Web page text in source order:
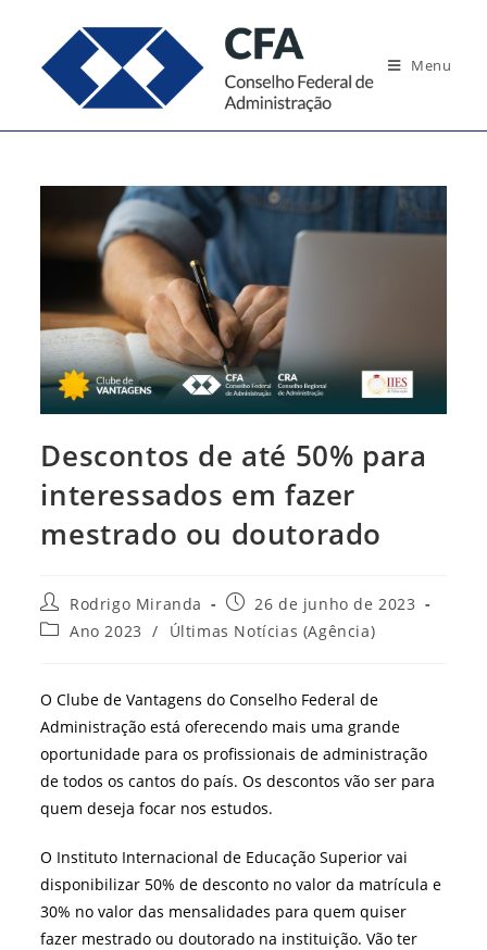
conteúdo
Menu
Descontos de até 50% para
interessados em fazer
mestrado ou doutorado
Autor
do
post:
Rodrigo Miranda
Post
publicado:
26 de junho de 2023
Categoria
Ano 2023 / Últimas Notícias (Agência)
O Clube de Vantagens do Conselho Federal de
Administração está oferecendo mais uma grande
oportunidade para os profissionais de administração
de todos os cantos do país. Os descontos vão ser para
quem deseja focar nos estudos.
O Instituto Internacional de Educação Superior vai
disponibilizar 50% de desconto no valor da matrícula e
30% no valor das mensalidades para quem quiser
fazer mestrado ou doutorado na instituição. Vão ter